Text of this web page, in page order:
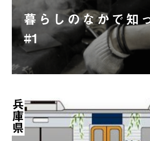
暮らしのなかで知
#1
兵庫県